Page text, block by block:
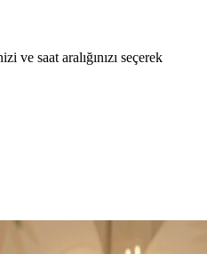
ve saat aralığınızı seçerek